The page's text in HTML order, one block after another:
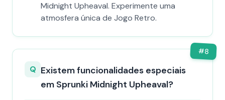
Midnight Upheaval. Experimente uma
atmosfera única de Jogo Retro.
#8
Q Existem funcionalidades especiais
em Sprunki Midnight Upheaval?